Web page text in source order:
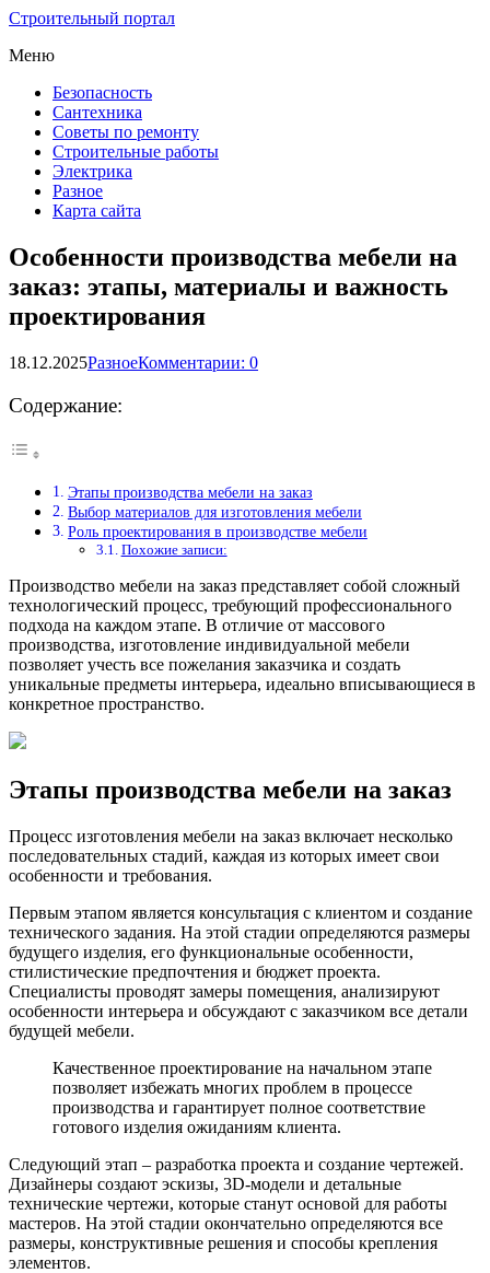
Строительный портал
Меню
Безопасность
Сантехника
Советы по ремонту
Строительные работы
Электрика
Разное
Карта сайта
Особенности производства мебели на
заказ: этапы, материалы и важность
проектирования
18.12.2025РазноеКомментарии: 0
Содержание:
Этапы производства мебели на заказ
Выбор материалов для изготовления мебели
Роль проектирования в производстве мебели
Похожие записи:
Производство мебели на заказ представляет собой сложный
технологический процесс, требующий профессионального
подхода на каждом этапе. В отличие от массового
производства, изготовление индивидуальной мебели
позволяет учесть все пожелания заказчика и создать
уникальные предметы интерьера, идеально вписывающиеся в
конкретное пространство.
Этапы производства мебели на заказ
Процесс изготовления мебели на заказ включает несколько
последовательных стадий, каждая из которых имеет свои
особенности и требования.
Первым этапом является консультация с клиентом и создание
технического задания. На этой стадии определяются размеры
будущего изделия, его функциональные особенности,
стилистические предпочтения и бюджет проекта.
Специалисты проводят замеры помещения, анализируют
особенности интерьера и обсуждают с заказчиком все детали
будущей мебели.
Качественное проектирование на начальном этапе
позволяет избежать многих проблем в процессе
производства и гарантирует полное соответствие
готового изделия ожиданиям клиента.
Следующий этап – разработка проекта и создание чертежей.
Дизайнеры создают эскизы, 3D-модели и детальные
технические чертежи, которые станут основой для работы
мастеров. На этой стадии окончательно определяются все
размеры, конструктивные решения и способы крепления
элементов.